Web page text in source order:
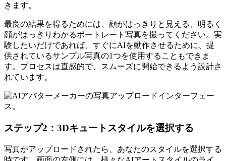
きます。
最良の結果を得るためには、顔がはっきりと見える、明るく
顔がはっきりわかるポートレート写真を撮ってください。実
験したいだけであれば、すぐにAIを動作させるために、提
供されているサンプル写真の1つを使用することもできま
す。プロセスは直感的で、スムーズに開始できるよう設計さ
れています。
ステップ2：3Dキュートスタイルを選択する
写真がアップロードされたら、あなたのスタイルを選択する